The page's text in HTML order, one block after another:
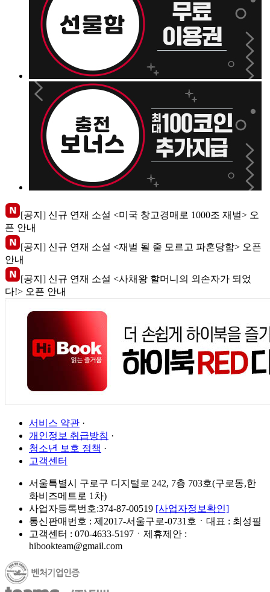
[공지] 신규 연재 소설 <미국 창고경매로 1000조 재벌> 오
픈 안내
[공지] 신규 연재 소설 <재벌 될 줄 모르고 파혼당함> 오픈
안내
[공지] 신규 연재 소설 <사채왕 할머니의 외손자가 되었
다!> 오픈 안내
서비스 약관 ·
개인정보 취급방침 ·
청소년 보호 정책 ·
고객센터
서울특별시 구로구 디지털로 242, 7층 703호(구로동,한
화비즈메트로 1차)
사업자등록번호:374-87-00519 [사업자정보확인]
통신판매번호 : 제2017-서울구로-0731호ㆍ대표 : 최성필
고객센터 : 070-4633-5197ㆍ제휴제안 :
hibookteam@gmail.com